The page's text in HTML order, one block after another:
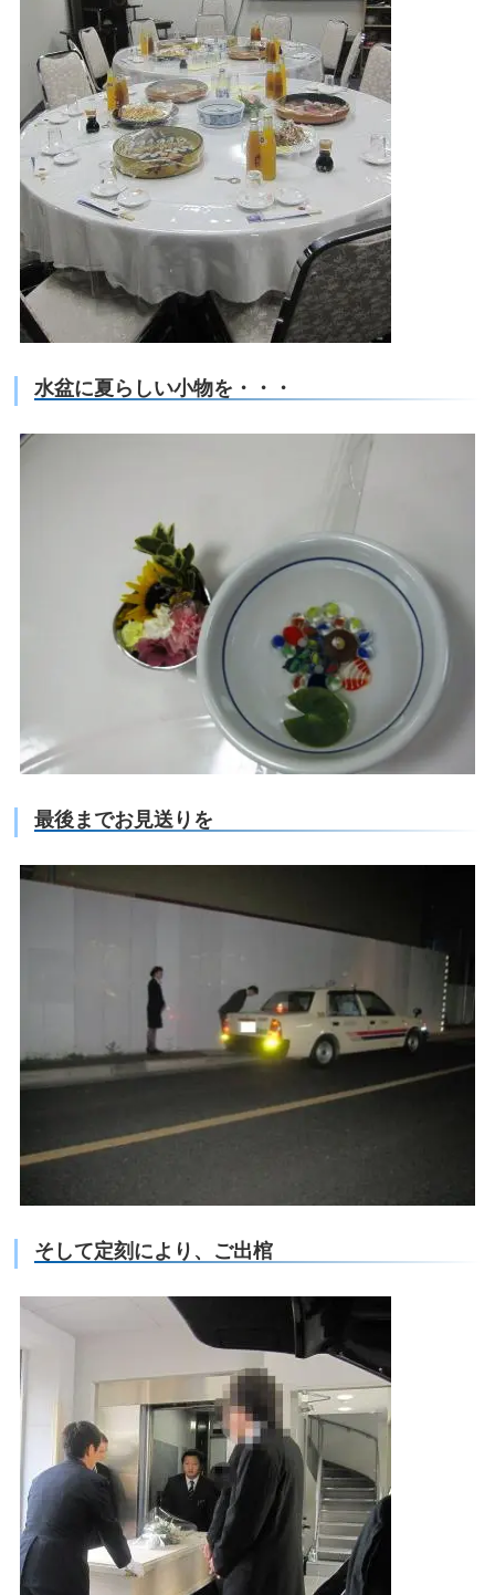
水盆に夏らしい小物を・・・
最後までお見送りを
そして定刻により、ご出棺